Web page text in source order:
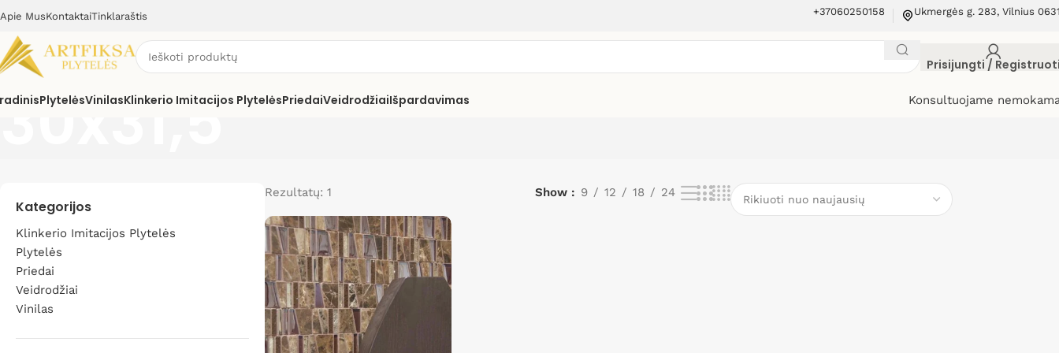
Apie MusKontaktaiTinklaraštis +37060250158 Ukmergės g. 283, Vilnius
Prisijungti /
PlytelėsVinilasKlinkerio Imitacijos PlytelėsPriedaiVeidrodžiaiIšpardavimas Konsultuojame
30x31,5
Kategorijos
Klinkerio Imitacijos Plytelės
Plytelės
Priedai
Veidrodžiai
Vinilas
Rezultatų: 1 Show 9 12 18 24